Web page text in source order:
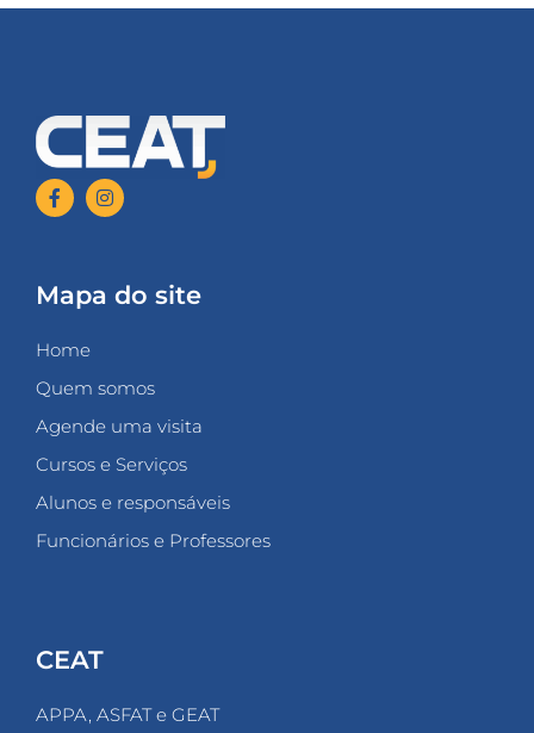
Mapa do site
Home
Quem somos
Agende uma visita
Cursos e Serviços
Alunos e responsáveis
Funcionários e Professores
CEAT
APPA, ASFAT e GEAT